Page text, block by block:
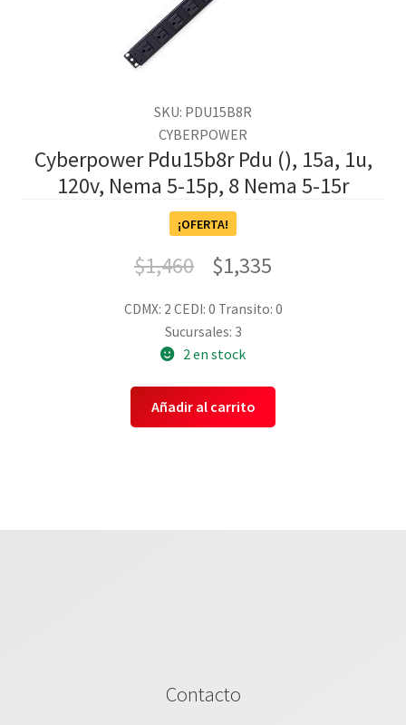
SKU: PDU15B8R
CYBERPOWER
Cyberpower Pdu15b8r Pdu (), 15a, 1u,
120v, Nema 5-15p, 8 Nema 5-15r
¡OFERTA!
$1,460 $1,335
CDMX: 2 CEDI: 0 Transito: 0
Sucursales: 3
2 en stock
Añadir al carrito
Contacto